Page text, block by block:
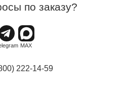
по заказу?
222-14-59